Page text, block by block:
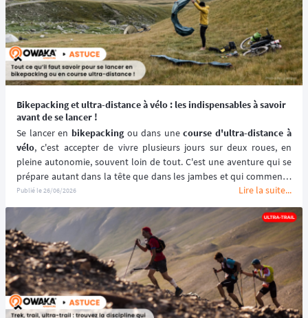
Bikepacking et ultra-distance à vélo : les indispensables à savoir
avant de se lancer !
Se lancer en bikepacking ou dans une course d'ultra-distance à
vélo, c'est accepter de vivre plusieurs jours sur deux roues, en
pleine autonomie, souvent loin de tout. C'est une aventure qui se
prépare autant dans la tête que dans les jambes et qui commence
bien avant le départ. Voici les grandes clés pour aborder cette
discipline avec les meilleures chances de succès, que vous visiez
votre premier itinéraire gravel ou votre première ligne d'arrivée de
course ultra. ⬇️
Publié le26/06/2026 Lire la suite...